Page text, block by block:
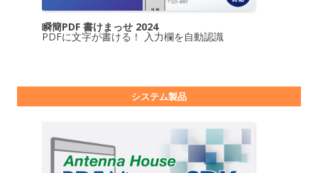
瞬簡PDF 書けまっせ 2024
PDFに文字が書ける！ 入力欄を自動認識
システム製品